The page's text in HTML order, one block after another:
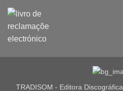
TRADISOM - Editora